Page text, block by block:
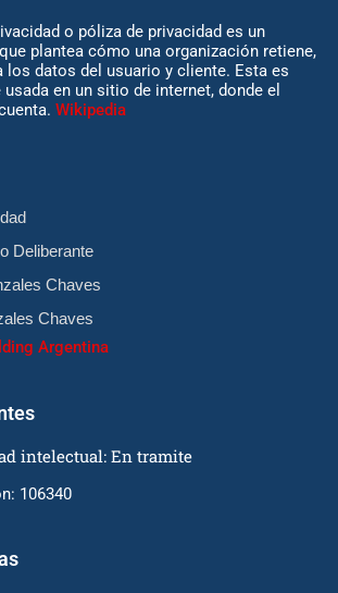
o póliza de privacidad es un
plantea cómo una organización retiene,
los datos del usuario y cliente. Esta es
en un sitio de internet, donde el
Wikipedia
Deliberante
Chaves
Chaves
Argentina
intelectual: En tramite
106340